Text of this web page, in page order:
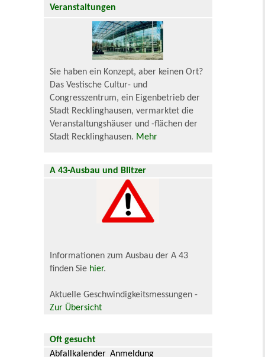
Veranstaltungen
Sie haben ein Konzept, aber keinen Ort?
Das Vestische Cultur- und
Congresszentrum, ein Eigenbetrieb der
Stadt Recklinghausen, vermarktet die
Veranstaltungshäuser und -flächen der
Stadt Recklinghausen. Mehr
A 43-Ausbau und Blitzer
Informationen zum Ausbau der A 43
finden Sie hier.
Aktuelle Geschwindigkeitsmessungen -
Zur Übersicht
Oft gesucht
Abfallkalender Anmeldung